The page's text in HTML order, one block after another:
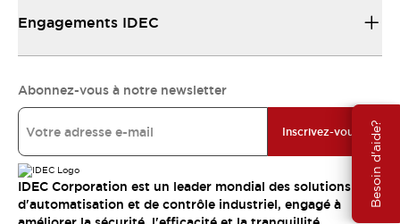
Besoin d'aide?
Engagements IDEC
Abonnez-vous à notre newsletter
Inscrivez-vous
IDEC Corporation est un leader mondial des solutions
d'automatisation et de contrôle industriel, engagé à